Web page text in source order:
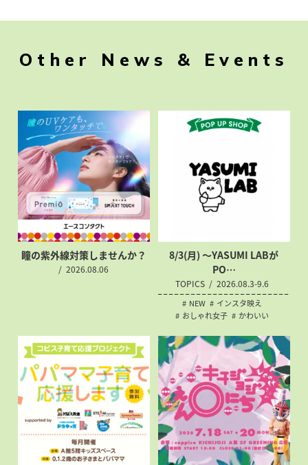
Other News & Events
瞳の紫外線対策しませんか？
2026.08.06
8/3(月) 〜YASUMI LABが
PO…
TOPICS 2026.08.3-9.6
NEW
インスタ映え
おしゃれ女子
かわいい